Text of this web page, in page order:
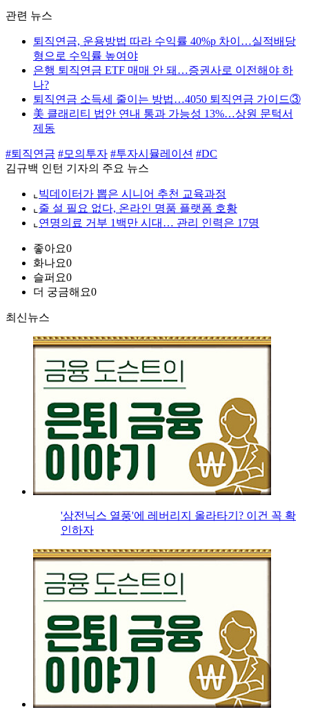
관련 뉴스
퇴직연금, 운용방법 따라 수익률 40%p 차이…실적배당
형으로 수익률 높여야
은행 퇴직연금 ETF 매매 안 돼…증권사로 이전해야 하
나?
퇴직연금 소득세 줄이는 방법…4050 퇴직연금 가이드③
美 클래리티 법안 연내 통과 가능성 13%…상원 문턱서
제동
#퇴직연금 #모의투자 #투자시뮬레이션 #DC
김규백 인턴 기자의 주요 뉴스
⌞ 빅데이터가 뽑은 시니어 추천 교육과정
⌞ 줄 설 필요 없다, 온라인 명품 플랫폼 호황
⌞ 연명의료 거부 1백만 시대… 관리 인력은 17명
좋아요0
화나요0
슬퍼요0
더 궁금해요0
최신뉴스
'삼전닉스 열풍'에 레버리지 올라타기? 이건 꼭 확
인하자